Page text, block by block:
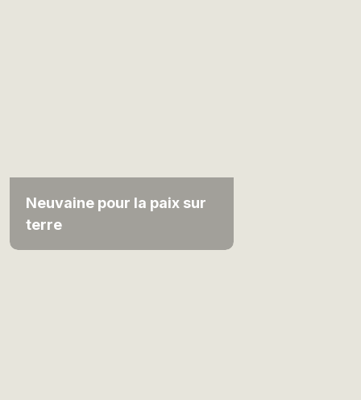
Neuvaine pour la paix sur
terre